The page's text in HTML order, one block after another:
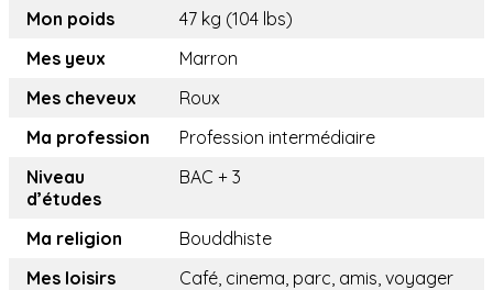
Mon poids
47 kg (104 lbs)
Mes yeux
Marron
Mes cheveux
Roux
Ma profession
Profession intermédiaire
Niveau
d’études
BAC + 3
Ma religion
Bouddhiste
Mes loisirs
Café, cinema, parc, amis, voyager